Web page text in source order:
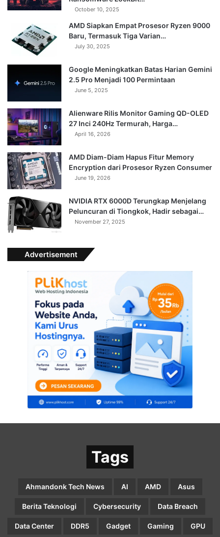
October 10, 2025
AMD Siapkan Empat Prosesor Ryzen 9000
Baru, Termasuk Tiga Varian…
July 30, 2025
Google Meningkatkan Batas Harian Gemini
2.5 Pro Menjadi 100 Permintaan
June 5, 2025
Alienware Rilis Monitor Gaming QD-OLED
27 Inci 240Hz Termurah, Harga…
April 16, 2026
AMD Diam-Diam Hapus Fitur Memory
Encryption dari Prosesor Ryzen Consumer
June 19, 2026
NVIDIA RTX 6000D Terungkap Menjelang
Peluncuran di Tiongkok, Hadir sebagai…
November 27, 2025
Advertisement
Tags
Ahmandonk Tech News AI AMD Asus
Berita Teknologi Cybersecurity Data Breach
Data Center DDR5 Gadget Gaming GPU